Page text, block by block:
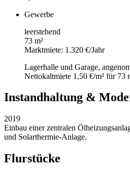
Gewerbe
leerstehend
73 m²
Marktmiete: 1.320 €/Jahr
Lagerhalle und Garage,
Nettokaltmiete 1,50 €/m² für 73
Instandhaltung &
2019
Einbau einer zentralen
und Solarthermie-Anlage.
Flurstücke